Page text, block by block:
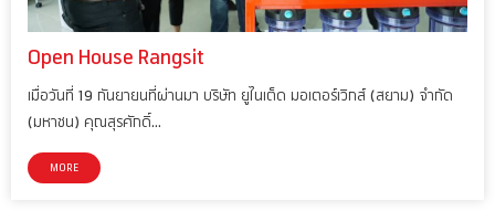
Open House Rangsit
เมื่อวันที่ 19 กันยายนที่ผ่านมา บริษัท ยูไนเต็ด มอเตอร์เวิกส์ (สยาม) จำกัด
(มหาชน) คุณสุรศักดิ์…
MORE